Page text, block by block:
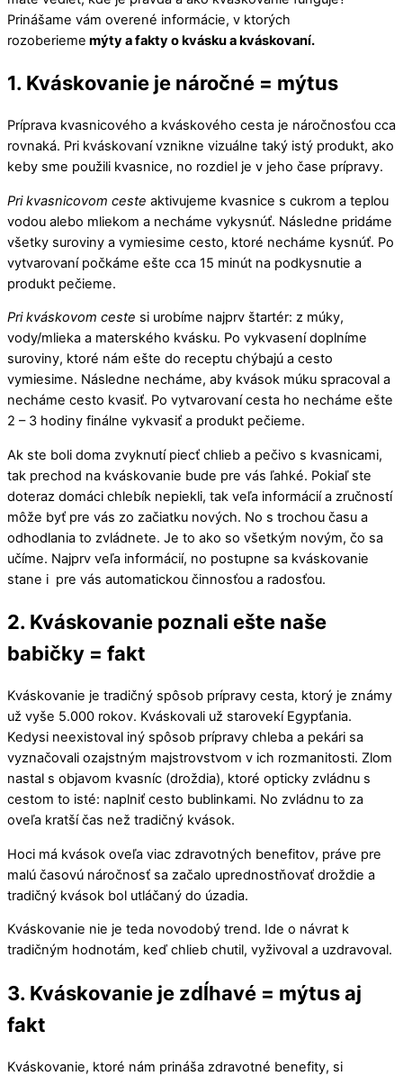
Prinášame vám overené informácie, v ktorých
rozoberieme mýty a fakty o kvásku a kváskovaní.
1. Kváskovanie je náročné = mýtus
Príprava kvasnicového a kváskového cesta je náročnosťou cca
rovnaká. Pri kváskovaní vznikne vizuálne taký istý produkt, ako
keby sme použili kvasnice, no rozdiel je v jeho čase prípravy.
Pri kvasnicovom ceste aktivujeme kvasnice s cukrom a teplou
vodou alebo mliekom a necháme vykysnúť. Následne pridáme
všetky suroviny a vymiesime cesto, ktoré necháme kysnúť. Po
vytvarovaní počkáme ešte cca 15 minút na podkysnutie a
produkt pečieme.
Pri kváskovom ceste si urobíme najprv štartér: z múky,
vody/mlieka a materského kvásku. Po vykvasení doplníme
suroviny, ktoré nám ešte do receptu chýbajú a cesto
vymiesime. Následne necháme, aby kvások múku spracoval a
necháme cesto kvasiť. Po vytvarovaní cesta ho necháme ešte
2 – 3 hodiny finálne vykvasiť a produkt pečieme.
Ak ste boli doma zvyknutí piecť chlieb a pečivo s kvasnicami,
tak prechod na kváskovanie bude pre vás ľahké. Pokiaľ ste
doteraz domáci chlebík nepiekli, tak veľa informácií a zručností
môže byť pre vás zo začiatku nových. No s trochou času a
odhodlania to zvládnete. Je to ako so všetkým novým, čo sa
učíme. Najprv veľa informácií, no postupne sa kváskovanie
stane i pre vás automatickou činnosťou a radosťou.
2. Kváskovanie poznali ešte naše
babičky = fakt
Kváskovanie je tradičný spôsob prípravy cesta, ktorý je známy
už vyše 5.000 rokov. Kváskovali už starovekí Egypťania.
Kedysi neexistoval iný spôsob prípravy chleba a pekári sa
vyznačovali ozajstným majstrovstvom v ich rozmanitosti. Zlom
nastal s objavom kvasníc (droždia), ktoré opticky zvládnu s
cestom to isté: naplniť cesto bublinkami. No zvládnu to za
oveľa kratší čas než tradičný kvások.
Hoci má kvások oveľa viac zdravotných benefitov, práve pre
malú časovú náročnosť sa začalo uprednostňovať droždie a
tradičný kvások bol utláčaný do úzadia.
Kváskovanie nie je teda novodobý trend. Ide o návrat k
tradičným hodnotám, keď chlieb chutil, vyživoval a uzdravoval.
3. Kváskovanie je zdĺhavé = mýtus aj
fakt
Kváskovanie, ktoré nám prináša zdravotné benefity, si